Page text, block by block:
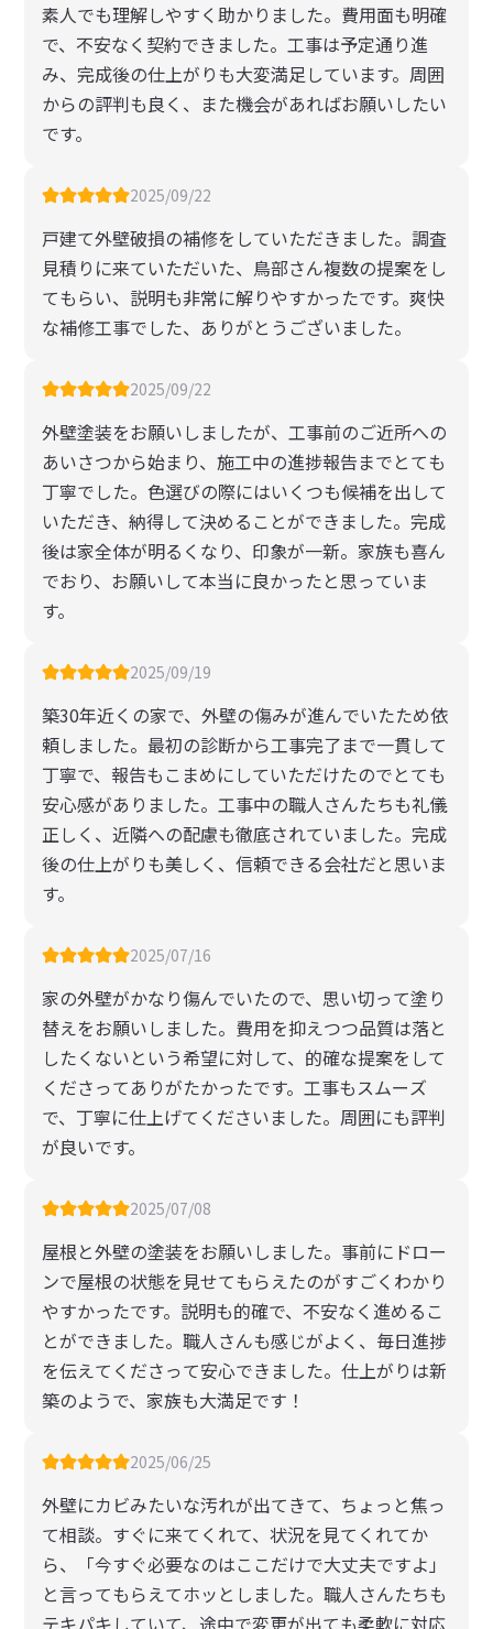
素人でも理解しやすく助かりました。費用面も明確
で、不安なく契約できました。工事は予定通り進
み、完成後の仕上がりも大変満足しています。周囲
からの評判も良く、また機会があればお願いしたい
です。
2025/09/22
戸建て外壁破損の補修をしていただきました。調査
見積りに来ていただいた、鳥部さん複数の提案をし
てもらい、説明も非常に解りやすかったです。爽快
な補修工事でした、ありがとうございました。
2025/09/22
外壁塗装をお願いしましたが、工事前のご近所への
あいさつから始まり、施工中の進捗報告までとても
丁寧でした。色選びの際にはいくつも候補を出して
いただき、納得して決めることができました。完成
後は家全体が明るくなり、印象が一新。家族も喜ん
でおり、お願いして本当に良かったと思っていま
す。
2025/09/19
築30年近くの家で、外壁の傷みが進んでいたため依
頼しました。最初の診断から工事完了まで一貫して
丁寧で、報告もこまめにしていただけたのでとても
安心感がありました。工事中の職人さんたちも礼儀
正しく、近隣への配慮も徹底されていました。完成
後の仕上がりも美しく、信頼できる会社だと思いま
す。
2025/07/16
家の外壁がかなり傷んでいたので、思い切って塗り
替えをお願いしました。費用を抑えつつ品質は落と
したくないという希望に対して、的確な提案をして
くださってありがたかったです。工事もスムーズ
で、丁寧に仕上げてくださいました。周囲にも評判
が良いです。
2025/07/08
屋根と外壁の塗装をお願いしました。事前にドロー
ンで屋根の状態を見せてもらえたのがすごくわかり
やすかったです。説明も的確で、不安なく進めるこ
とができました。職人さんも感じがよく、毎日進捗
を伝えてくださって安心できました。仕上がりは新
築のようで、家族も大満足です！
2025/06/25
外壁にカビみたいな汚れが出てきて、ちょっと焦っ
て相談。すぐに来てくれて、状況を見てくれてか
ら、「今すぐ必要なのはここだけで大丈夫ですよ」
と言ってもらえてホッとしました。職人さんたちも